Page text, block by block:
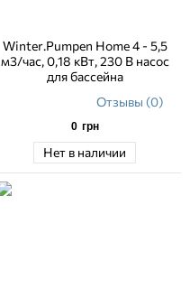
Winter.Pumpen Home 4 - 5,5
м3/час, 0,18 кВт, 230 В насос
для бассейна
Отзывы (0)
0 грн
Нет в наличии